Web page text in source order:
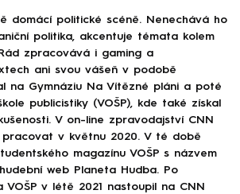
domácí politické scéně. Nenechává ho
politika, akcentuje témata kolem
zpracovává i gaming a
ani svou vášeň v podobě
na Gymnáziu Na Vítězné pláni a poté
publicistiky (VOŠP), kde také získal
V on-line zpravodajství CNN
pracovat v květnu 2020. V té době
magazínu VOŠP s názvem
web Planeta Hudba. Po
VOŠP v létě 2021 nastoupil na CNN